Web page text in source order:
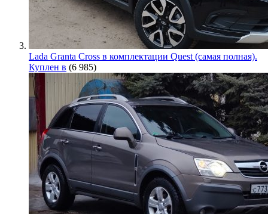
Lada Granta Cross в комплектации Quest (самая полная).
Куплен в (6 985)